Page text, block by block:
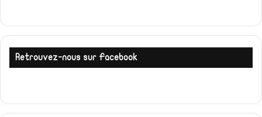
Retrouvez-nous sur Facebook